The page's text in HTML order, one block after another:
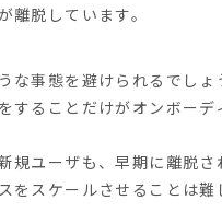
離脱しています。
な事態を避けられるでしょ
することだけがオンボーデ
規ユーザも、早期に離脱さ
をスケールさせることは難